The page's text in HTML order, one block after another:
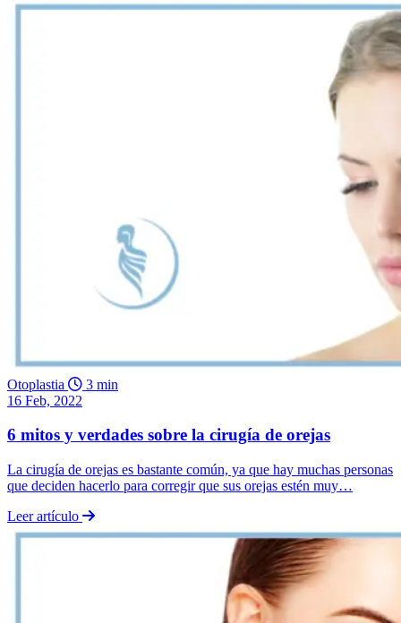
Otoplastia
3 min
16 Feb, 2022
6 mitos y verdades sobre la cirugía de orejas
La cirugía de orejas es bastante común, ya que hay muchas personas
que deciden hacerlo para corregir que sus orejas estén muy…
Leer artículo